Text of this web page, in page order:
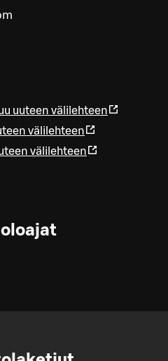
uuteen välilehteen
välilehteen
välilehteen